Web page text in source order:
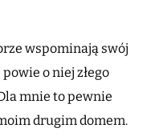
wspominają swój
o niej złego
mnie to pewnie
drugim domem.